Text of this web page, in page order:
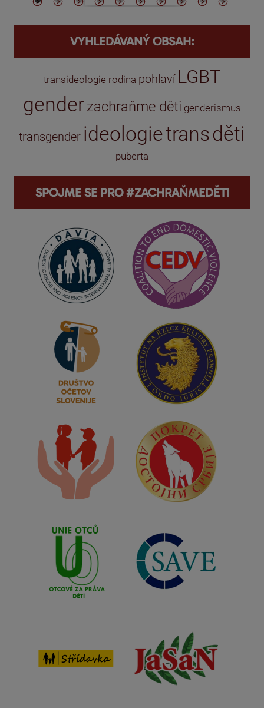
VYHLEDÁVANÝ OBSAH:
transideologie rodina pohlaví LGBT
genderzachraňme děti genderismus
transgender ideologietransděti
puberta
SPOJME SE PRO #ZACHRAŇMEDĚTI